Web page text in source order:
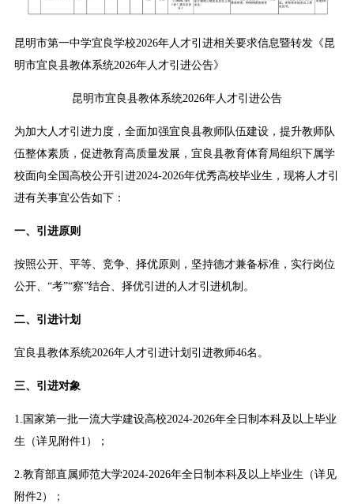
昆明市第一中学宜良学校2026年人才引进相关要求信息暨转发《昆
明市宜良县教体系统2026年人才引进公告》
昆明市宜良县教体系统2026年人才引进公告
为加大人才引进力度，全面加强宜良县教师队伍建设，提升教师队
伍整体素质，促进教育高质量发展，宜良县教育体育局组织下属学
校面向全国高校公开引进2024-2026年优秀高校毕业生，现将人才引
进有关事宜公告如下：
一、引进原则
按照公开、平等、竞争、择优原则，坚持德才兼备标准，实行岗位
公开、“考”“察”结合、择优引进的人才引进机制。
二、引进计划
宜良县教体系统2026年人才引进计划引进教师46名。
三、引进对象
1.国家第一批一流大学建设高校2024-2026年全日制本科及以上毕业
生（详见附件1）；
2.教育部直属师范大学2024-2026年全日制本科及以上毕业生（详见
附件2）；